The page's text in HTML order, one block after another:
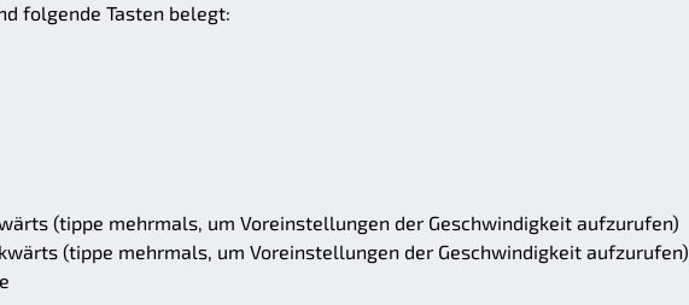
folgende Tasten belegt:
(tippe mehrmals, um Voreinstellungen der Geschwindigkeit aufzurufen)
(tippe mehrmals, um Voreinstellungen der Geschwindigkeit aufzurufen)